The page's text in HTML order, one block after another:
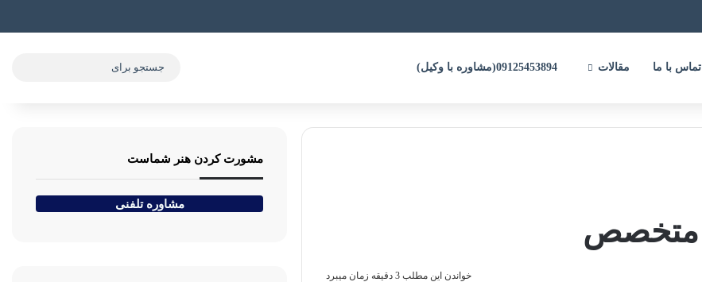
تماس با ما مقالات
خواندن این مطلب 3 دقیقه زمان میبرد
مشورت کردن هنر شماست
مشاوره تلفنی